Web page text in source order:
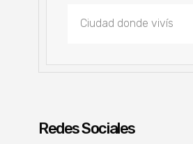
Redes Sociales